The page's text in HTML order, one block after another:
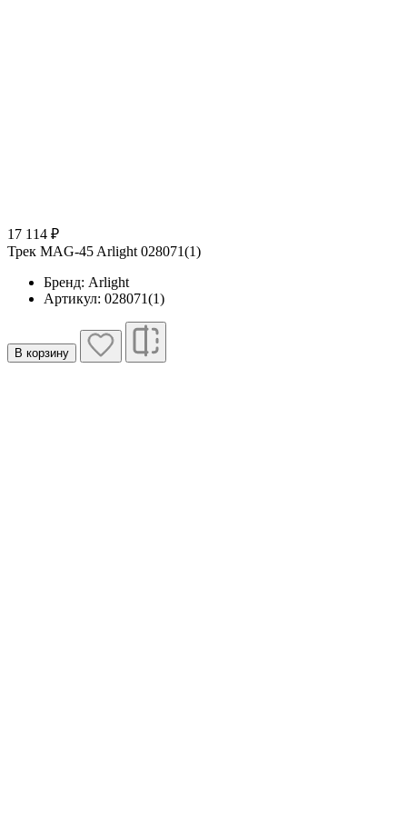
17 114 ₽
Трек MAG-45 Arlight 028071(1)
Бренд: Arlight
Артикул: 028071(1)
В корзину